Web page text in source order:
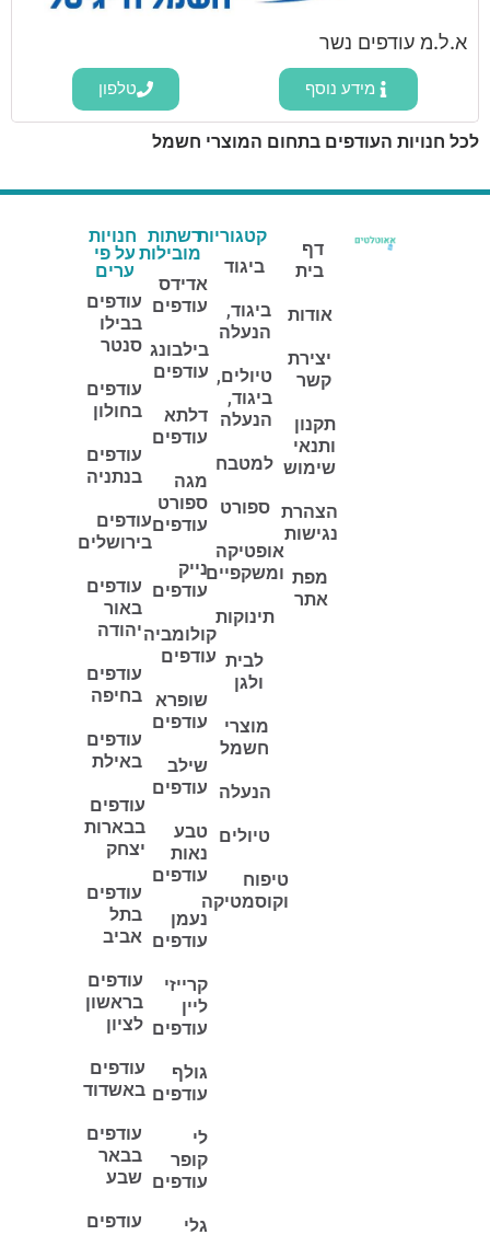
א.ל.מ עודפים נשר
מידע נוסף טלפון
לכל חנויות העודפים בתחום המוצרי חשמל
דף
בית
אודות
יצירת
קשר
תקנון
ותנאי
שימוש
הצהרת
נגישות
מפת
אתר
קטגוריות
ביגוד
ביגוד,
הנעלה
טיולים,
ביגוד,
הנעלה
למטבח
ספורט
אופטיקה
ומשקפיים
תינוקות
לבית
ולגן
מוצרי
חשמל
הנעלה
טיולים
טיפוח
וקוסמטיקה
רשתות
מובילות
אדידס
עודפים
בילבונג
עודפים
דלתא
עודפים
מגה
ספורט
עודפים
נייק
עודפים
קולומביה
עודפים
שופרא
עודפים
שילב
עודפים
טבע
נאות
עודפים
נעמן
עודפים
קרייזי
ליין
עודפים
גולף
עודפים
לי
קופר
עודפים
גלי
חנויות
על פי
ערים
עודפים
בבילו
סנטר
עודפים
בחולון
עודפים
בנתניה
עודפים
בירושלים
עודפים
באור
יהודה
עודפים
בחיפה
עודפים
באילת
עודפים
בבארות
יצחק
עודפים
בתל
אביב
עודפים
בראשון
לציון
עודפים
באשדוד
עודפים
בבאר
שבע
עודפים